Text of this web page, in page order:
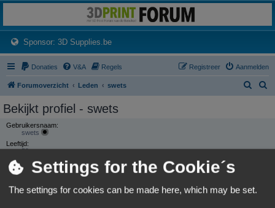
Het 3D print forum van de Benelux na de sluiting van 3dprintforum.nl
Sponsor: 3D Supplies.be(Opens a new tab)
Donaties V&A Regels Aanmelden
Registreer
Forumoverzicht Leden swets
Bekijkt profiel - swets
Gebruikersnaam:
swets
Leeftijd:
59
Groepen:
Krimpen a/d IJssel
Settings for the Cookie´s
The settings for cookies can be made here, which may be set.